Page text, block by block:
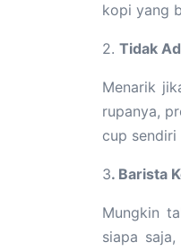
kopi yang
2. Tidak
Menarik
rupanya,
cup
3. Barista
Mungkin
siapa